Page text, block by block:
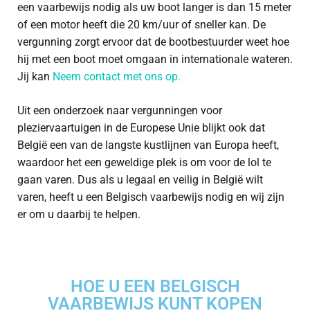
een vaarbewijs nodig als uw boot langer is dan 15 meter
of een motor heeft die 20 km/uur of sneller kan. De
vergunning zorgt ervoor dat de bootbestuurder weet hoe
hij met een boot moet omgaan in internationale wateren.
Jij kan Neem contact met ons op.
Uit een onderzoek naar vergunningen voor
pleziervaartuigen in de Europese Unie blijkt ook dat
België een van de langste kustlijnen van Europa heeft,
waardoor het een geweldige plek is om voor de lol te
gaan varen. Dus als u legaal en veilig in België wilt
varen, heeft u een Belgisch vaarbewijs nodig en wij zijn
er om u daarbij te helpen.
HOE U EEN BELGISCH
VAARBEWIJS KUNT KOPEN